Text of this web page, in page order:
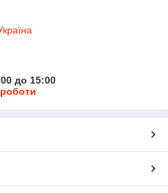
до 15:00